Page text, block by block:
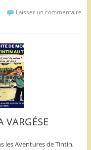
Laisser un commentaire
VARGÉSE
les Aventures de Tintin,